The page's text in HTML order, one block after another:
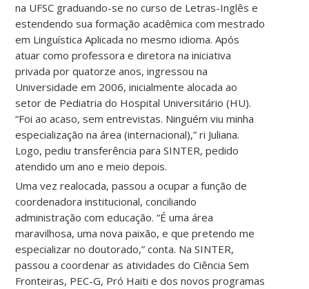
na UFSC graduando-se no curso de Letras-Inglês e
estendendo sua formação acadêmica com mestrado
em Linguística Aplicada no mesmo idioma. Após
atuar como professora e diretora na iniciativa
privada por quatorze anos, ingressou na
Universidade em 2006, inicialmente alocada ao
setor de Pediatria do Hospital Universitário (HU).
“Foi ao acaso, sem entrevistas. Ninguém viu minha
especialização na área (internacional),” ri Juliana.
Logo, pediu transferência para SINTER, pedido
atendido um ano e meio depois.
Uma vez realocada, passou a ocupar a função de
coordenadora institucional, conciliando
administração com educação. “É uma área
maravilhosa, uma nova paixão, e que pretendo me
especializar no doutorado,” conta. Na SINTER,
passou a coordenar as atividades do Ciência Sem
Fronteiras, PEC-G, Pró Haiti e dos novos programas